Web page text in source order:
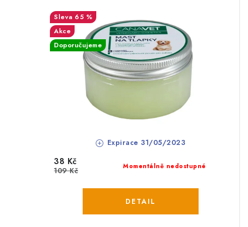
65 %
Akce
Doporučujeme
Expirace 31/05/2023
Momentálně nedostupné
38 Kč
109 Kč